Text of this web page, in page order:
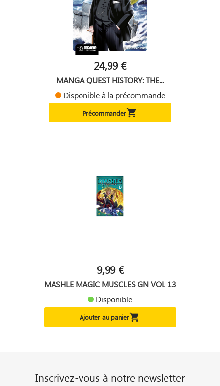
24,99 €
MANGA QUEST HISTORY: THE...
Disponible à la précommande
Précommander
9,99 €
MASHLE MAGIC MUSCLES GN VOL 13
Disponible
Ajouter au panier
Inscrivez-vous à notre newsletter